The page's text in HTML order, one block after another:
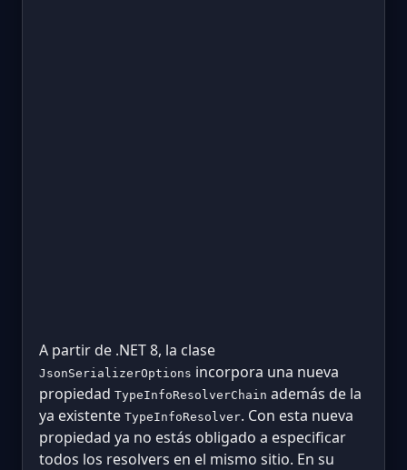
A partir de .NET 8, la clase
JsonSerializerOptions incorpora una nueva
propiedad TypeInfoResolverChain además de la
ya existente TypeInfoResolver. Con esta nueva
propiedad ya no estás obligado a especificar
todos los resolvers en el mismo sitio. En su